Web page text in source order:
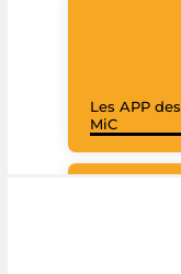
Les APP des
MiC